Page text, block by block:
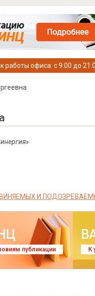
работы офиса: с 9:00 до
И
публикации К